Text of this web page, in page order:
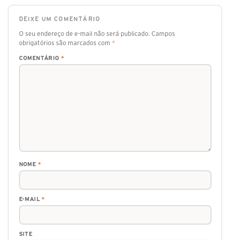
DEIXE UM COMENTÁRIO
O seu endereço de e-mail não será publicado. Campos
obrigatórios são marcados com *
COMENTÁRIO *
NOME *
E-MAIL*
SITE